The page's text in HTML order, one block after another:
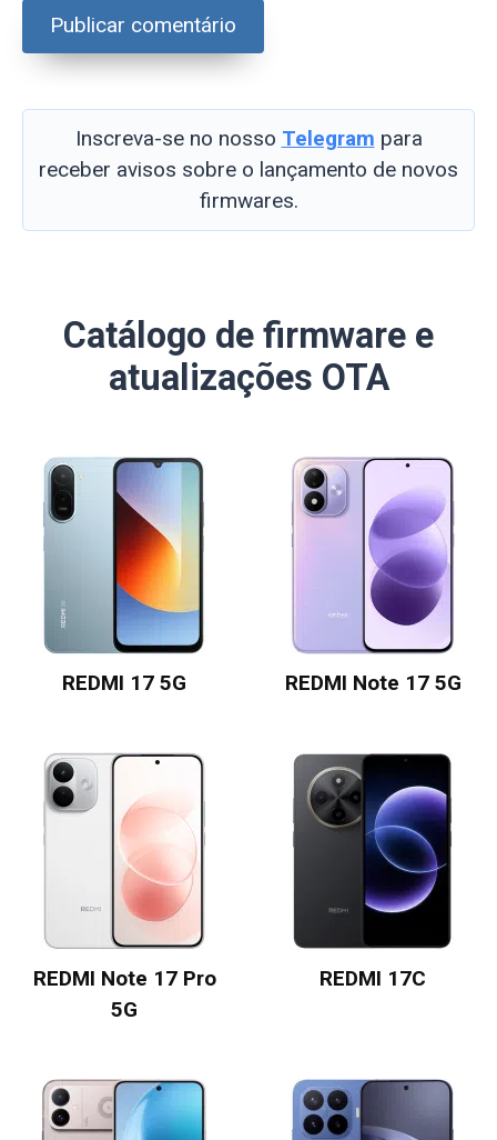
Inscreva-se no nosso Telegram para
receber avisos sobre o lançamento de novos
firmwares.
Catálogo de firmware e
atualizações OTA
REDMI 17 5G REDMI Note 17 5G
REDMI Note 17 Pro
5G
REDMI 17C